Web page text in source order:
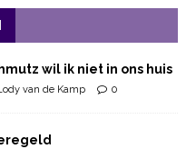
wil ik niet in ons huis
van de Kamp 0